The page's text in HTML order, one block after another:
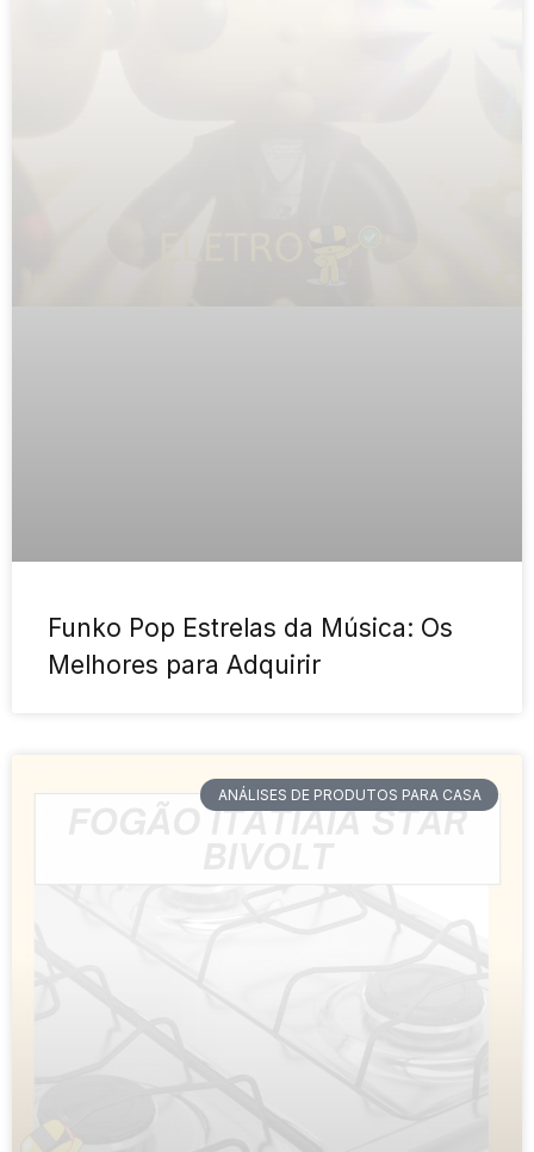
Funko Pop Estrelas da Música: Os
Melhores para Adquirir
ANÁLISES DE PRODUTOS PARA CASA